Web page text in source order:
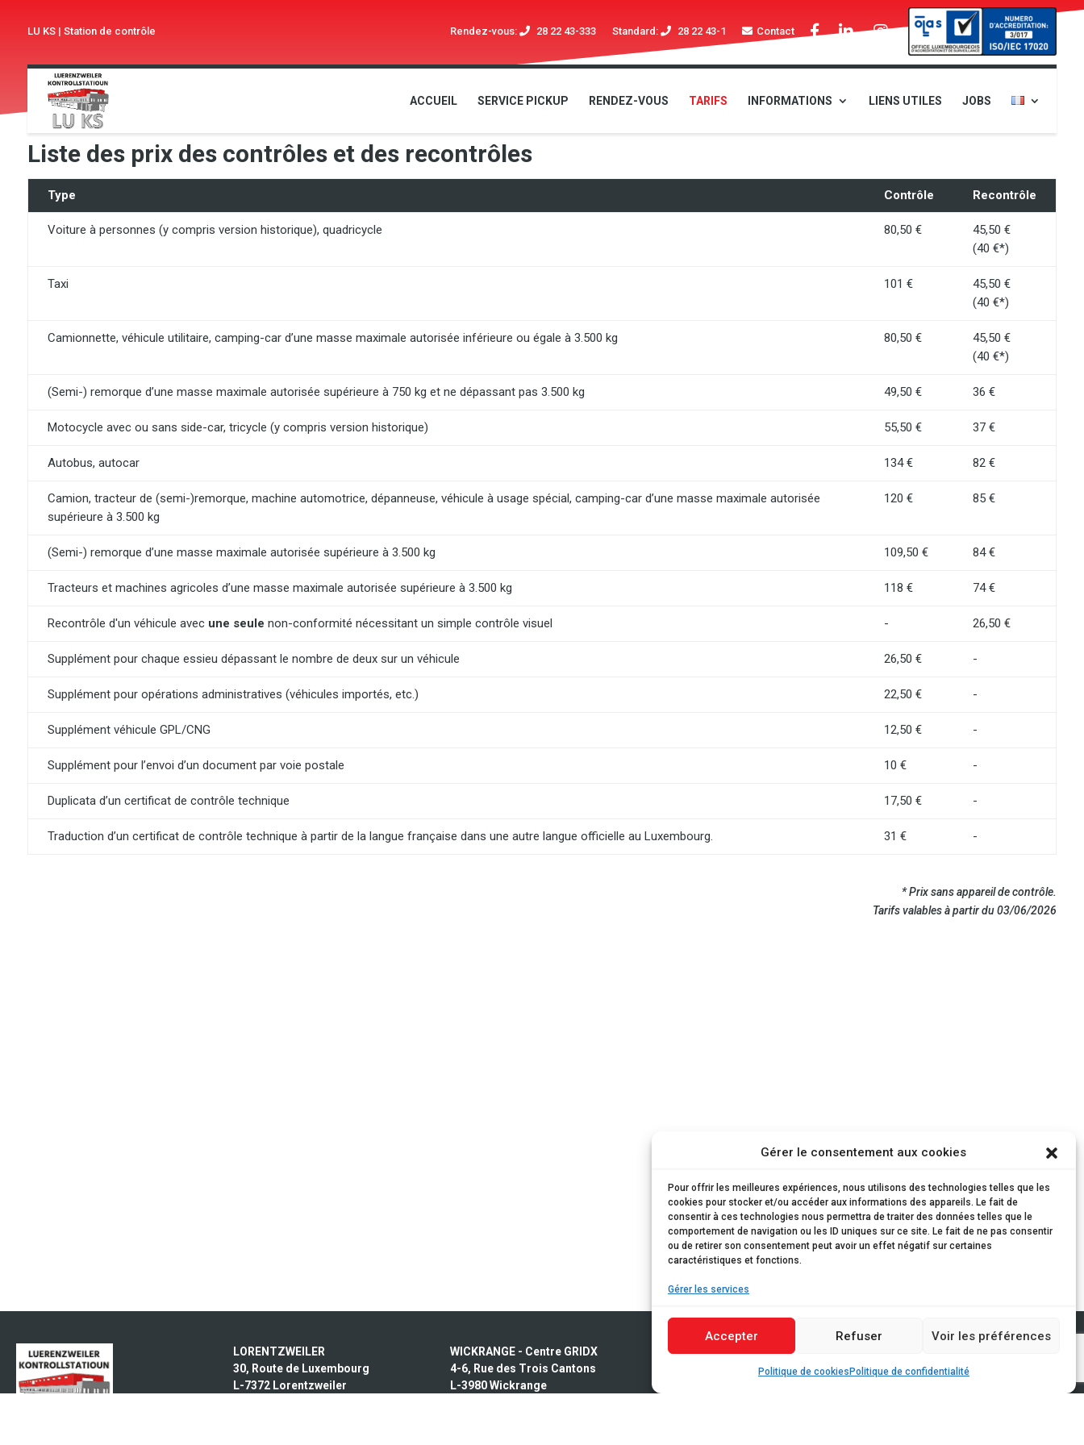
Gérer le consentement aux cookies
Pour offrir les meilleures expériences, nous utilisons des technologies telles que les
cookies pour stocker et/ou accéder aux informations des appareils. Le fait de
consentir à ces technologies nous permettra de traiter des données telles que le
comportement de navigation ou les ID uniques sur ce site. Le fait de ne pas consentir
ou de retirer son consentement peut avoir un effet négatif sur certaines
caractéristiques et fonctions.
Gérer les services
Accepter Refuser Voir les préférences
Politique de cookies Politique de confidentialité
LU KS | Station de contrôle Rendez-vous: 28 22 43-333 Standard: 28 22 43-1 Contact
ACCUEIL SERVICE PICKUP RENDEZ-VOUS TARIFS INFORMATIONS LIENS UTILES JOBS
Liste des prix des contrôles et des recontrôles
Type Contrôle Recontrôle
Voiture à personnes (y compris version historique), quadricycle 80,50 €
45,50 €
(40 €*)
Taxi 101 €
45,50 €
(40 €*)
Camionnette, véhicule utilitaire, camping-car d’une masse maximale autorisée inférieure ou égale à 3.500 kg 80,50 €
45,50 €
(40 €*)
(Semi-) remorque d’une masse maximale autorisée supérieure à 750 kg et ne dépassant pas 3.500 kg 49,50 € 36 €
Motocycle avec ou sans side-car, tricycle (y compris version historique) 55,50 € 37 €
Autobus, autocar 134 € 82 €
Camion, tracteur de (semi-)remorque, machine automotrice, dépanneuse, véhicule à usage spécial, camping-car d’une masse maximale autorisée
supérieure à 3.500 kg
120 € 85 €
(Semi-) remorque d’une masse maximale autorisée supérieure à 3.500 kg 109,50 € 84 €
Tracteurs et machines agricoles d’une masse maximale autorisée supérieure à 3.500 kg 118 € 74 €
Recontrôle d'un véhicule avec une seule non-conformité nécessitant un simple contrôle visuel - 26,50 €
Supplément pour chaque essieu dépassant le nombre de deux sur un véhicule 26,50 € -
Supplément pour opérations administratives (véhicules importés, etc.) 22,50 € -
Supplément véhicule GPL/CNG 12,50 € -
Supplément pour l’envoi d’un document par voie postale 10 € -
Duplicata d’un certificat de contrôle technique 17,50 € -
Traduction d’un certificat de contrôle technique à partir de la langue française dans une autre langue officielle au Luxembourg. 31 € -
* Prix sans appareil de contrôle.
Tarifs valables à partir du 03/06/2026
LORENTZWEILER
30, Route de Luxembourg
L-7372 Lorentzweiler
WICKRANGE - Centre GRIDX
4-6, Rue des Trois Cantons
L-3980 Wickrange
CONTACT
Rendez-vous - tél. 28 22 43-333